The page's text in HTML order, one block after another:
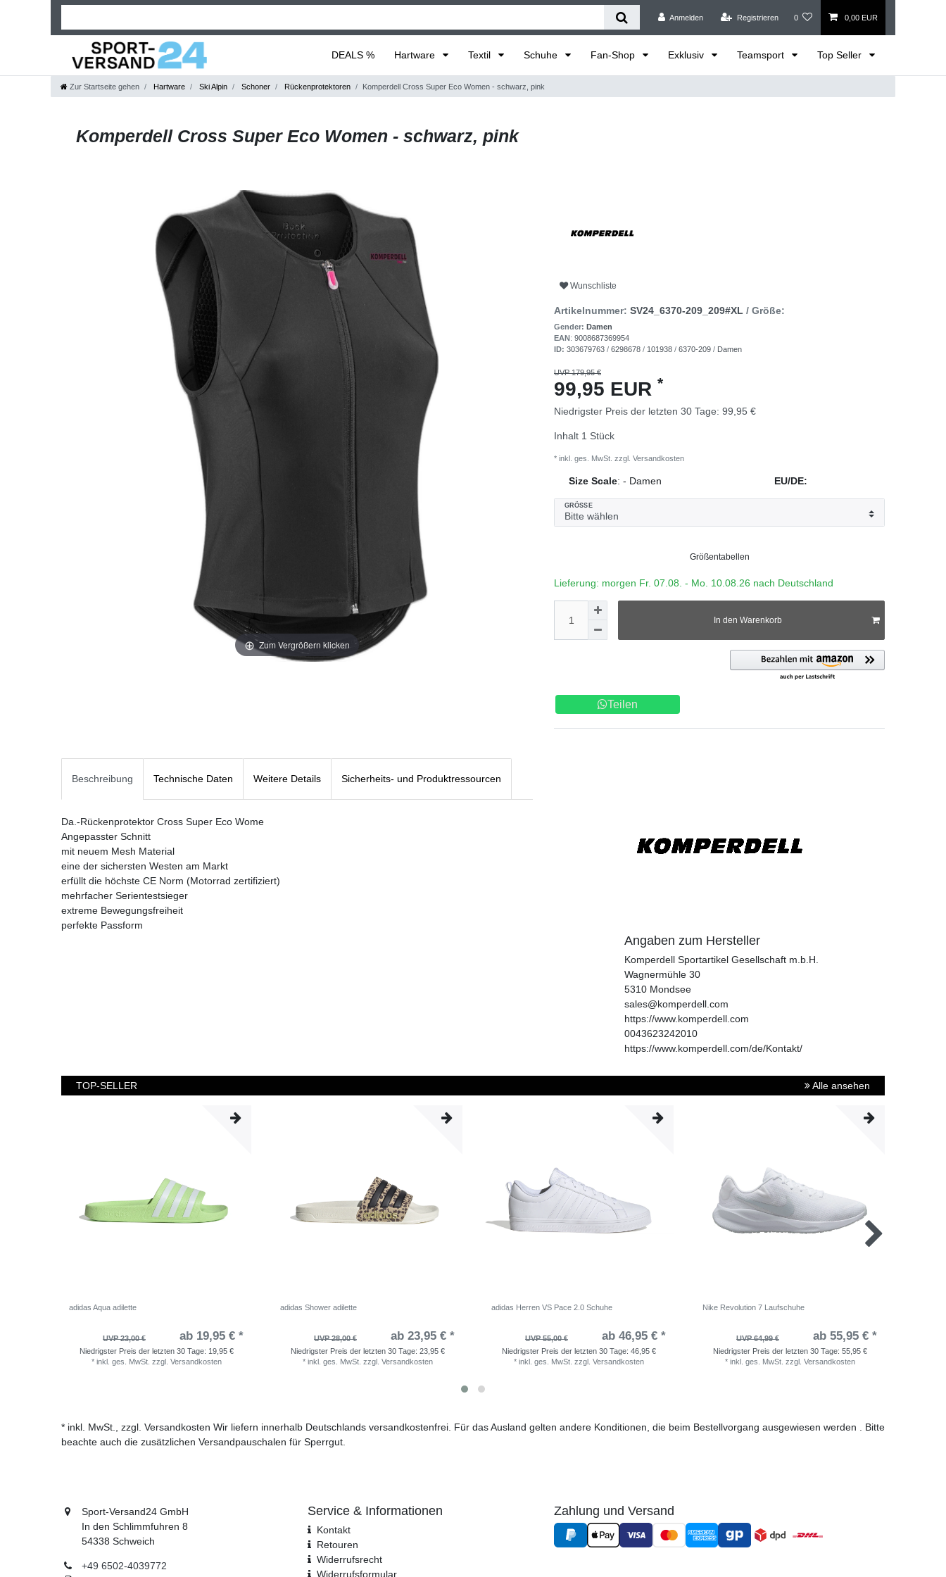
Anmelden Registrieren 0 0,00 EUR
DEALS % Hartware Textil Schuhe Fan-Shop Exklusiv Teamsport Top Seller
Zur Startseite gehen Hartware Ski Alpin Schoner Rückenprotektoren Komperdell Cross Super Eco Women - schwarz, pink
Komperdell Cross Super Eco Women - schwarz, pink
Zum Vergrößern klicken
Wunschliste
Artikelnummer: SV24_6370-209_209#XL / Größe:
Gender: Damen
EAN: 9008687369954
ID: 303679763 / 6298678 / 101938 / 6370-209 / Damen
UVP 179,95 €
99,95 EUR *
Niedrigster Preis der letzten 30 Tage: 99,95 €
Inhalt 1 Stück
* inkl. ges. MwSt. zzgl. Versandkosten
Size Scale: - Damen EU/DE:
GRÖSSE
Größentabellen
Lieferung: morgen Fr. 07.08. - Mo. 10.08.26 nach Deutschland
In den Warenkorb
Teilen
Beschreibung Technische Daten Weitere Details Sicherheits- und Produktressourcen
Da.-Rückenprotektor Cross Super Eco Wome
Angepasster Schnitt
mit neuem Mesh Material
eine der sichersten Westen am Markt
erfüllt die höchste CE Norm (Motorrad zertifiziert)
mehrfacher Serientestsieger
extreme Bewegungsfreiheit
perfekte Passform
Angaben zum Hersteller
Komperdell Sportartikel Gesellschaft m.b.H.
Wagnermühle 30
5310 Mondsee
sales@komperdell.com
https://www.komperdell.com
0043623242010
https://www.komperdell.com/de/Kontakt/
TOP-SELLER Alle ansehen
adidas Aqua adilette
UVP 23,00 € ab 19,95 € *
Niedrigster Preis der letzten 30 Tage: 19,95 €
* inkl. ges. MwSt. zzgl. Versandkosten
adidas Shower adilette
UVP 28,00 € ab 23,95 € *
Niedrigster Preis der letzten 30 Tage: 23,95 €
* inkl. ges. MwSt. zzgl. Versandkosten
adidas Herren VS Pace 2.0 Schuhe
UVP 55,00 € ab 46,95 € *
Niedrigster Preis der letzten 30 Tage: 46,95 €
* inkl. ges. MwSt. zzgl. Versandkosten
Nike Revolution 7 Laufschuhe
UVP 64,99 € ab 55,95 € *
Niedrigster Preis der letzten 30 Tage: 55,95 €
* inkl. ges. MwSt. zzgl. Versandkosten
* inkl. MwSt., zzgl. Versandkosten Wir liefern innerhalb Deutschlands versandkostenfrei. Für das Ausland gelten andere Konditionen, die beim Bestellvorgang ausgewiesen werden . Bitte
beachte auch die zusätzlichen Versandpauschalen für Sperrgut.
Sport-Versand24 GmbH
In den Schlimmfuhren 8
54338 Schweich
+49 6502-4039772
Service & Informationen
Kontakt
Retouren
Widerrufsrecht
Widerrufs­formular
Zahlung und Versand